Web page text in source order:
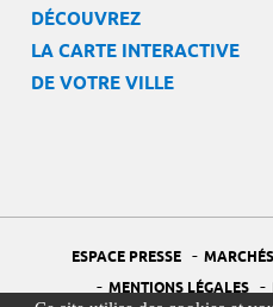
DÉCOUVREZ
LA CARTE INTERACTIVE
DE VOTRE VILLE
ESPACE PRESSE -
- MENTIONS LÉGALES -